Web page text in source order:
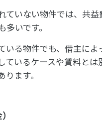
ていない物件では、共益
いです。
いる物件でも、借主によ
ているケースや賃料とは
ます。